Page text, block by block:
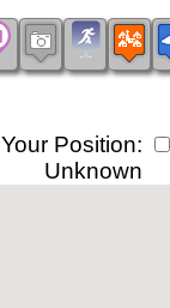
Your Position:
Unknown